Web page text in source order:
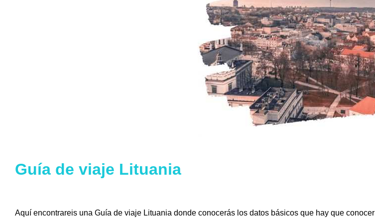
Guía de viaje Lituania
Aquí encontrareis una Guía de viaje Lituania donde conocerás los datos básicos que hay que conocer